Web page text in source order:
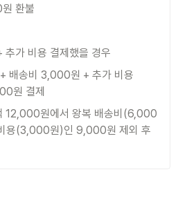
환불
추가 비용 결제했을 경우
배송비 3,000원 + 추가 비용
원 결제
12,000원에서 왕복 배송비(6,000
용(3,000원)인 9,000원 제외 후